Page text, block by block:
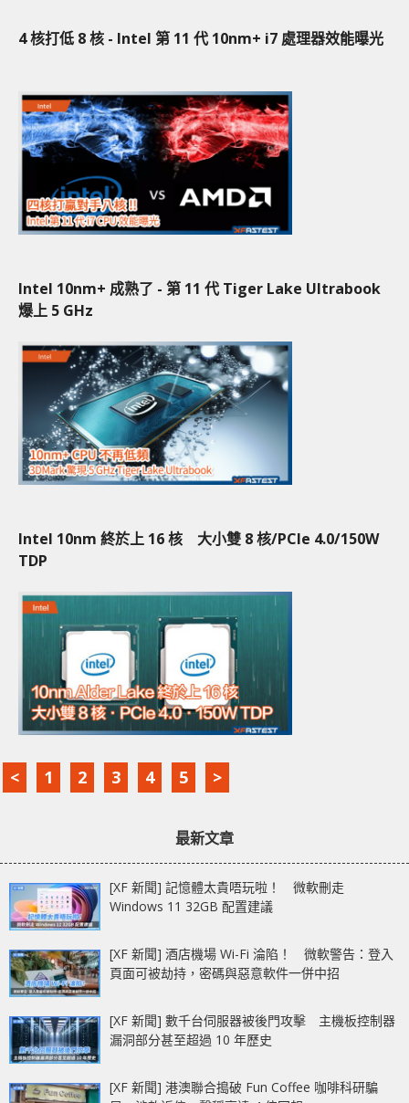
4 核打低 8 核 - Intel 第 11 代 10nm+ i7 處理器效能曝光
Intel 10nm+ 成熟了 - 第 11 代 Tiger Lake Ultrabook
爆上 5 GHz
Intel 10nm 終於上 16 核 大小雙 8 核/PCIe 4.0/150W
TDP
< 1 2 3 4 5 >
最新文章
[XF 新聞] 記憶體太貴唔玩啦！ 微軟刪走
Windows 11 32GB 配置建議
[XF 新聞] 酒店機場 Wi-Fi 淪陷！ 微軟警告：登入
頁面可被劫持，密碼與惡意軟件一併中招
[XF 新聞] 數千台伺服器被後門攻擊 主機板控制器
漏洞部分甚至超過 10 年歷史
[XF 新聞] 港澳聯合搗破 Fun Coffee 咖啡科研騙